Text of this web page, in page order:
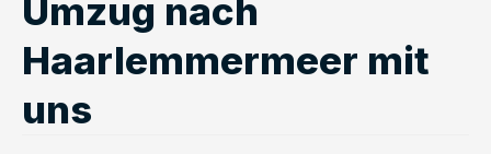
Umzug nach
Haarlemmermeer mit
uns